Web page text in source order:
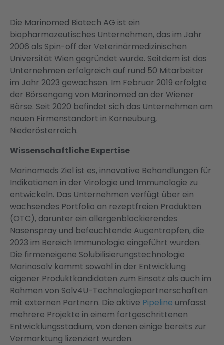
EN
Die Marinomed Biotech AG ist ein
biopharmazeutisches Unternehmen, das im Jahr
2006 als Spin-off der Veterinärmedizinischen
Universität Wien gegründet wurde. Seitdem ist das
Unternehmen erfolgreich auf rund 50 Mitarbeiter
im Jahr 2023 gewachsen. Im Februar 2019 erfolgte
der Börsengang von Marinomed an der Wiener
Börse. Seit 2020 befindet sich das Unternehmen am
neuen Firmenstandort in Korneuburg,
Niederösterreich.
Wissenschaftliche Expertise
Marinomeds Ziel ist es, innovative Behandlungen für
Indikationen in der Virologie und Immunologie zu
entwickeln. Das Unternehmen verfügt über ein
wachsendes Portfolio an rezeptfreien Produkten
(OTC), darunter ein allergenblockierendes
Nasenspray und befeuchtende Augentropfen, die
2023 im Bereich Immunologie eingeführt wurden.
Die firmeneigene Solubilisierungstechnologie
Marinosolv kommt sowohl in der Entwicklung
eigener Produktkandidaten zum Einsatz als auch im
Rahmen von Solv4U-Technologiepartnerschaften
mit externen Partnern. Die aktive Pipeline umfasst
mehrere Projekte in einem fortgeschrittenen
Entwicklungsstadium, von denen einige bereits zur
Vermarktung lizenziert wurden.